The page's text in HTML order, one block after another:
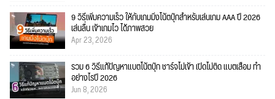
9 วิธีเพิ่มความเร็ว ให้กับเกมมิ่งโน้ตบุ๊กสำหรับเล่นเกม AAA ปี 2026
เล่นลื่น เข้าเกมไว ได้ภาพสวย
Apr 23, 2026
รวม 6 วิธีแก้ปัญหาแบตโน้ตบุ๊ก ชาร์จไม่เข้า เปิดไม่ติด แบตเสื่อม ทำ
อย่างไรปี 2026
Jun 8, 2026